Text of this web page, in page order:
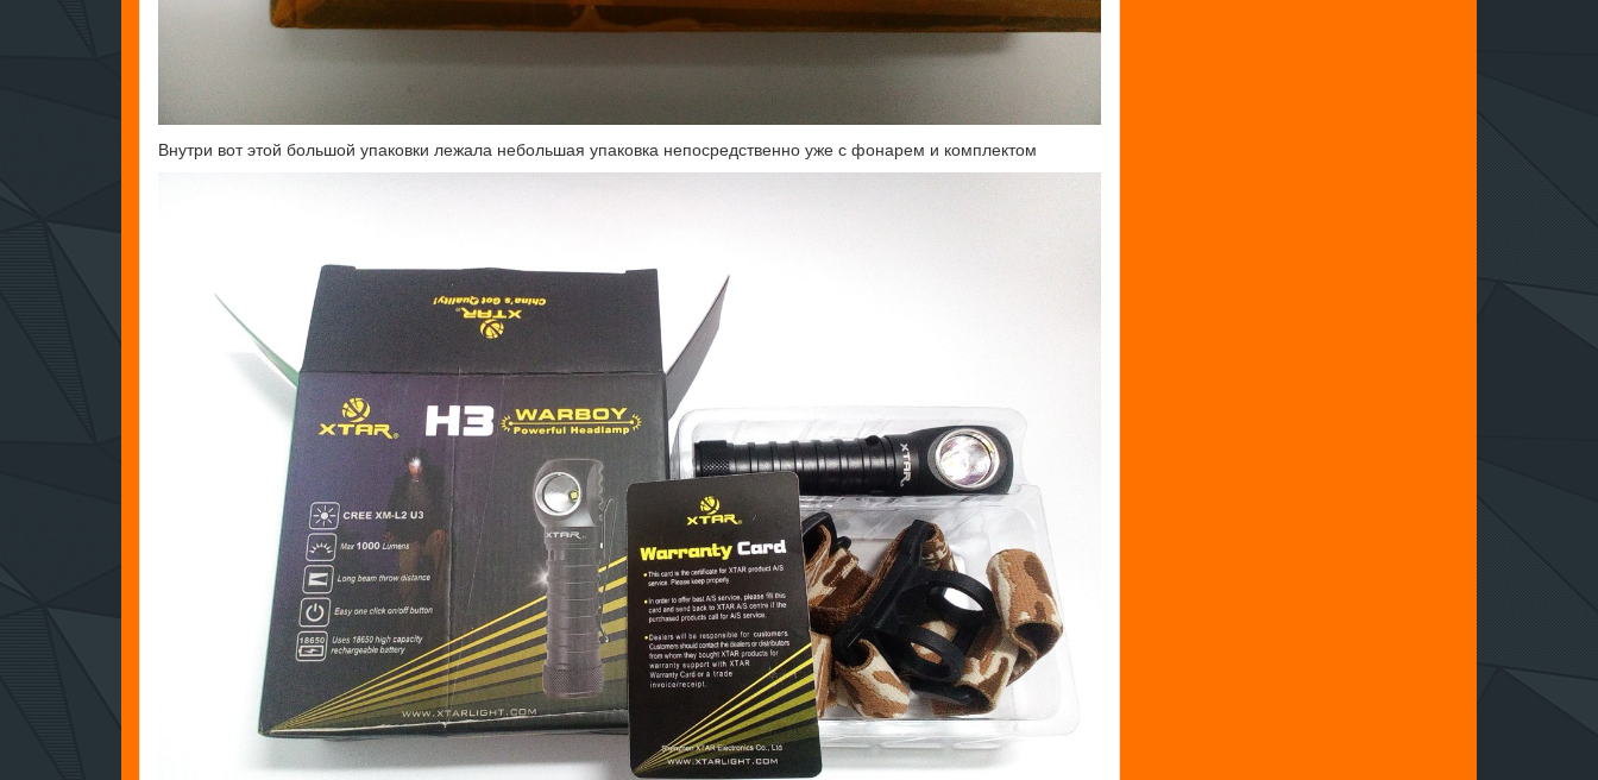
Внутри вот этой большой упаковки лежала небольшая упаковка непосредственно уже с фонарем и комплектом